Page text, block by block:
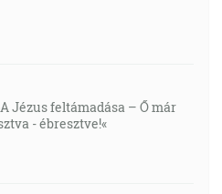
Jézus feltámadása – Ő már
- ébresztve!«